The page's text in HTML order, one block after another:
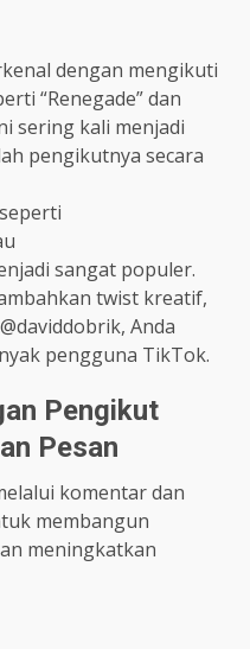
dengan mengikuti
“Renegade” dan
sering kali menjadi
pengikutnya secara
sangat populer.
twist kreatif,
Anda
pengguna TikTok.
Pengikut
Pesan
komentar dan
membangun
meningkatkan